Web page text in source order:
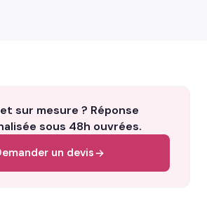
sur mesure ? Réponse
sous 48h ouvrées.
un devis